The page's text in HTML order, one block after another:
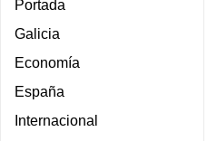
Portada
Galicia
Economía
España
Internacional